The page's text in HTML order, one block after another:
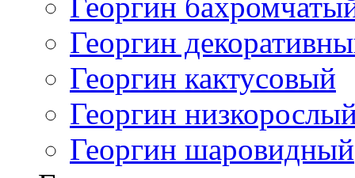
Георгин
Георгин кактусовый
Георгин
Георгин шаровидный